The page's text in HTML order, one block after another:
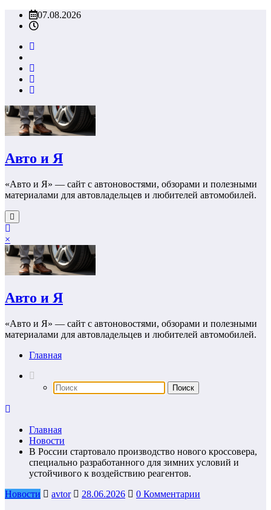
Перейти07.08.2026
Авто и Я
«Авто и Я» — сайт с автоновостями, обзорами и полезными
материалами для автовладельцев и любителей автомобилей.
×
Авто и Я
«Авто и Я» — сайт с автоновостями, обзорами и полезными
материалами для автовладельцев и любителей автомобилей.
Главная
Главная
Новости
В России стартовало производство нового кроссовера,
специально разработанного для зимних условий и
устойчивого к воздействию реагентов.
Новости
avtor 28.06.2026 0 Комментарии